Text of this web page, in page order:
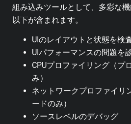
組み込みツールとして、多彩な機
以下が含まれます。
UIのレイアウトと状態を検
UIパフォーマンスの問題を
CPUプロファイリング（プ
み）
ネットワークプロファイリ
ードのみ）
ソースレベルのデバッグ